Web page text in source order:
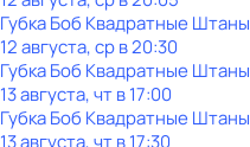
Губка Боб Квадратные Штаны
12 августа, ср в 20:30
Губка Боб Квадратные Штаны
13 августа, чт в 17:00
Губка Боб Квадратные Штаны
13 августа, чт в 17:30